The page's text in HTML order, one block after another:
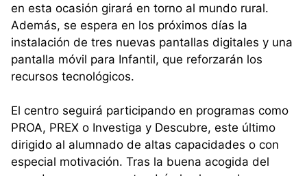
en esta ocasión girará en torno al mundo rural.
Además, se espera en los próximos días la
instalación de tres nuevas pantallas digitales y una
pantalla móvil para Infantil, que reforzarán los
recursos tecnológicos.
El centro seguirá participando en programas como
PROA, PREX o Investiga y Descubre, este último
dirigido al alumnado de altas capacidades o con
especial motivación. Tras la buena acogida del